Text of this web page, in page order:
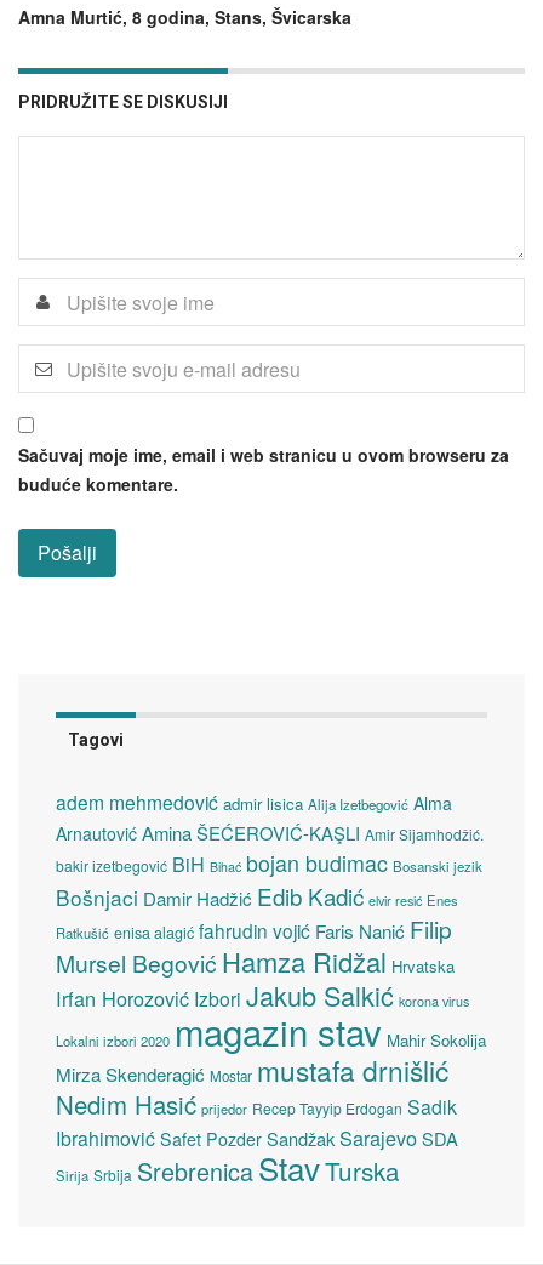
Amna Murtić, 8 godina, Stans, Švicarska
PRIDRUŽITE SE DISKUSIJI
Sačuvaj moje ime, email i web stranicu u ovom browseru za
buduće komentare.
Tagovi
adem mehmedović admir lisica Alija Izetbegović Alma
Arnautović Amina ŠEĆEROVIĆ-KAŞLI Amir Sijamhodžić.
bakir izetbegović BiH Bihać bojan budimac Bosanski jezik
Bošnjaci Damir Hadžić Edib Kadić elvir resić Enes
Ratkušić enisa alagić fahrudin vojić Faris Nanić Filip
Mursel Begović Hamza Ridžal Hrvatska
Irfan Horozović Izbori Jakub Salkić korona virus
Lokalni izbori 2020 magazin stav Mahir Sokolija
Mirza Skenderagić Mostar mustafa drnišlić
Nedim Hasić prijedor Recep Tayyip Erdogan Sadik
Ibrahimović Safet Pozder SandžakSarajevoSDA
Sirija Srbija SrebrenicaStavTurska